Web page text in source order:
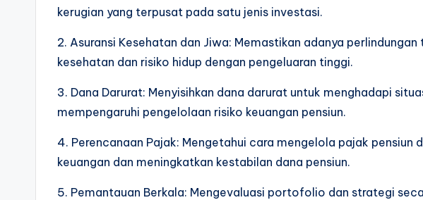
kerugian yang terpusat pada satu jenis investasi.
2. Asuransi Kesehatan dan Jiwa: Memastikan adanya
kesehatan dan risiko hidup dengan pengeluaran tinggi.
3. Dana Darurat: Menyisihkan dana darurat untuk menghadapi
mempengaruhi pengelolaan risiko keuangan pensiun.
4. Perencanaan Pajak: Mengetahui cara mengelola pajak pensiun
keuangan dan meningkatkan kestabilan dana pensiun.
5. Pemantauan Berkala: Mengevaluasi portofolio dan strategi